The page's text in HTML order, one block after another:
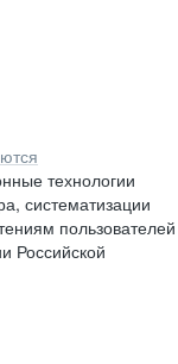
технологии
систематизации
пользователей
Российской